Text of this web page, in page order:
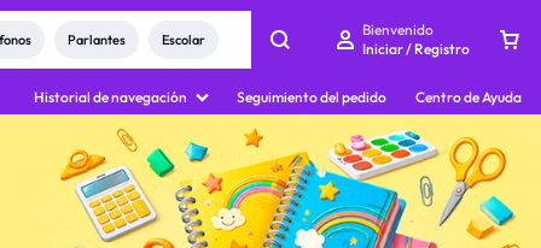
Parlantes Escolar
Bienvenido
Iniciar / Registro
Historial de navegación Seguimiento del pedido Centro de Ayuda